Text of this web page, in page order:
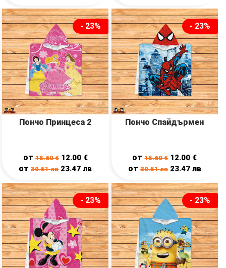
- 23%
Пончо Принцеса 2
от15.60€ 12.00 €
от30.51лв 23.47лв
- 23%
Пончо Спайдърмен
от15.60€ 12.00 €
от 30.51лв 23.47 лв
- 23% - 23%